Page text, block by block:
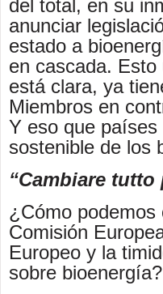
del total, en su
anunciar
estado a
en cascada.
está clara, ya
Miembros en
Y eso que
sostenible de los
“Cambiare
¿Cómo podemos
Comisión
Europeo y la
sobre bioenergía?